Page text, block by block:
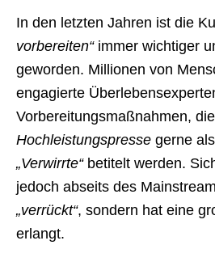
In den letzten Jahren ist die
vorbereiten“immer wichtiger
geworden. Millionen von
engagierte
Vorbereitungsmaßnahmen,
Hochleistungspresse gerne als
„Verwirrte“betitelt werden.
jedoch abseits des
„verrückt“, sondern hat eine
erlangt.